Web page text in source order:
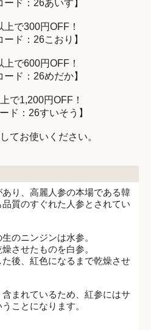
ード：26あいす】
で300円OFF！
ード：26こおり】
で600円OFF！
ード：26めだか】
で1,200円OFF！
ド：26すいそう】
てお使いください。
り、高麗人参の本場である韓
質のすぐれた人参とされてい
のニンジンは水参。
させたものを白参。
後、紅色になるまで乾燥させ
まれているため、紅参にはサ
ことになります。